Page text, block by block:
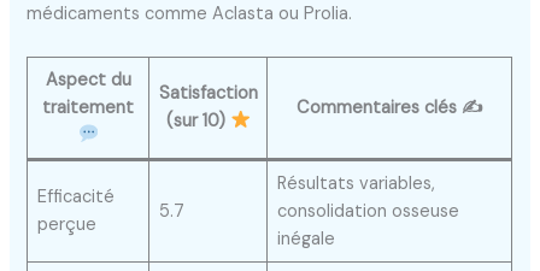
médicaments comme Aclasta ou Prolia.
Aspect du
traitement
Satisfaction
(sur 10)
Commentaires clés ✍️
Efficacité
perçue
5.7
Résultats variables,
consolidation osseuse
inégale